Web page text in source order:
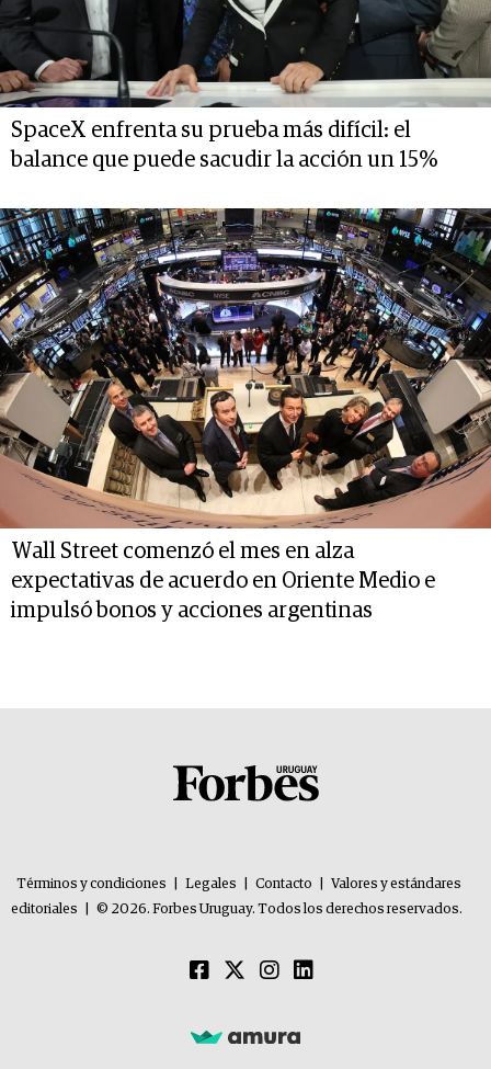
SpaceX enfrenta su prueba más difícil: el
balance que puede sacudir la acción un 15%
Wall Street comenzó el mes en alza
expectativas de acuerdo en Oriente Medio e
impulsó bonos y acciones argentinas
Términos y condiciones Legales Contacto
Valores y estándares
editoriales
© 2026. Forbes Uruguay. Todos los derechos reservados.